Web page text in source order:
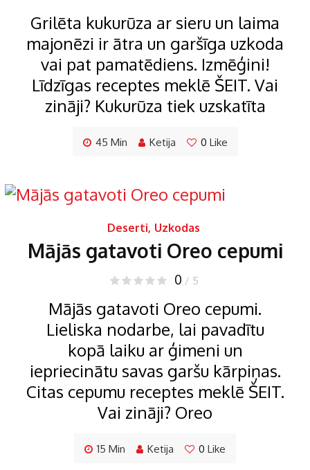
Grilēta kukurūza ar sieru un laima
majonēzi ir ātra un garšīga uzkoda
vai pat pamatēdiens. Izmēģini!
Līdzīgas receptes meklē ŠEIT. Vai
zināji? Kukurūza tiek uzskatīta
45 Min Ketija 0 Like
Deserti, Uzkodas
Mājās gatavoti Oreo cepumi
0 / 5
Mājās gatavoti Oreo cepumi.
Lieliska nodarbe, lai pavadītu
kopā laiku ar ģimeni un
iepriecinātu savas garšu kārpiņas.
Citas cepumu receptes meklē ŠEIT.
Vai zināji? Oreo
15 Min Ketija 0 Like